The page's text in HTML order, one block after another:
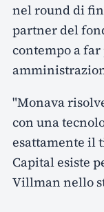
nel round di
partner del
contempo a
"Monava
con una
esattamente il
Capital esiste
Villman nello